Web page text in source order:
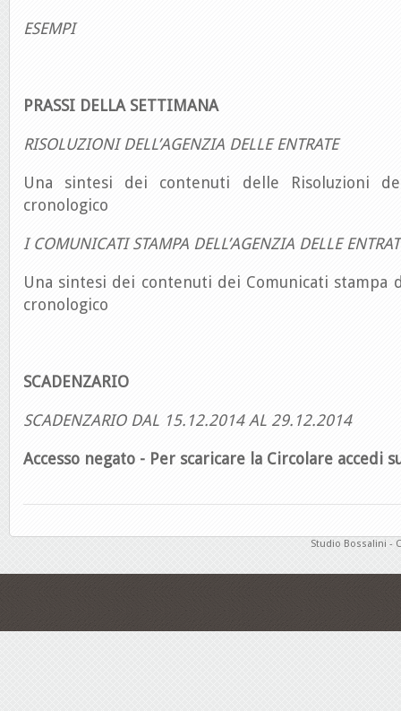
ESEMPI
PRASSI DELLA SETTIMANA
RISOLUZIONI DELL’AGENZIA DELLE ENTRATE
Una sintesi dei contenuti delle Risoluzioni
cronologico
I COMUNICATI STAMPA DELL’AGENZIA DELLE
Una sintesi dei contenuti dei Comunicati stampa
cronologico
SCADENZARIO
SCADENZARIO DAL 15.12.2014 AL 29.12.2014
Accesso negato - Per scaricare la Circolare accedi
Studio Bossalini -